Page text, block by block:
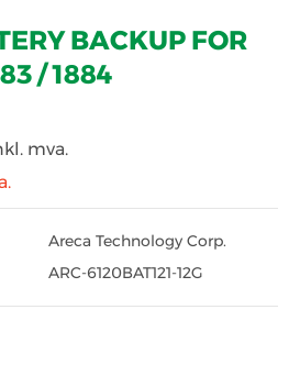
BACKUP FOR
/ 1884
mva.
Areca Technology Corp.
ARC-6120BAT121-12G